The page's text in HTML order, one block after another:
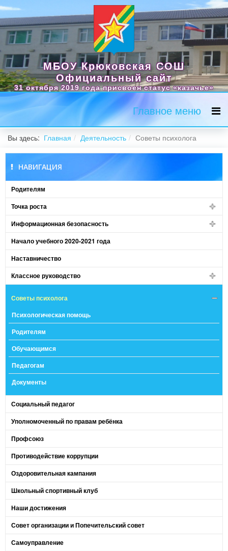
МБОУ Крюковская СОШ
Официальный сайт
31 октября 2019 года присвоен статус «казачье»
Главное меню
Вы здесь: Главная Деятельность Советы психолога
НАВИГАЦИЯ
Родителям
Точка роста
Информационная безопасность
Начало учебного 2020-2021 года
Наставничество
Классное руководство
Советы психолога
Психологическая помощь
Родителям
Обучающимся
Педагогам
Документы
Социальный педагог
Уполномоченный по правам ребёнка
Профсоюз
Противодействие коррупции
Оздоровительная кампания
Школьный спортивный клуб
Наши достижения
Совет организации и Попечительский совет
Самоуправление